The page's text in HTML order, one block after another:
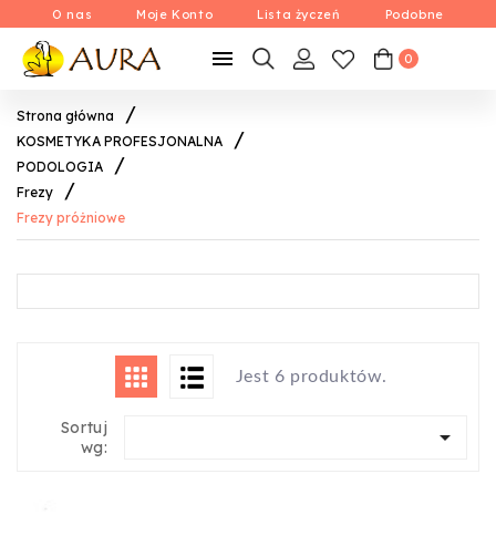
O nas Moje Konto Lista życzeń Podobne
 0
Strona główna
KOSMETYKA PROFESJONALNA
PODOLOGIA
Frezy
Frezy próżniowe
Jest 6 produktów.
Sortuj
wg:
